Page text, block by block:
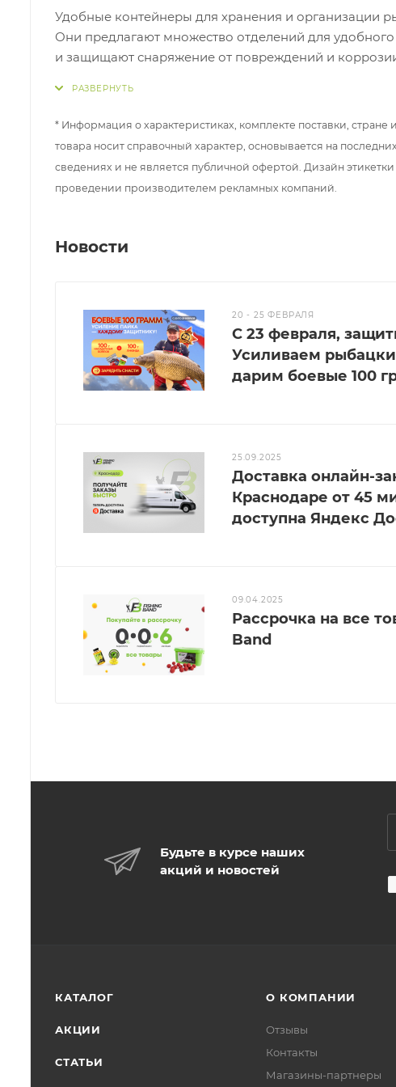
Удобные контейнеры для хранения и организации
Они предлагают множество отделений для
и защищают снаряжение от повреждений и
Габариты: 10,2х8,7х2,4 см
* Информация о характеристиках, комплекте поставки,
товара носит справочный характер, основывается на
сведениях и не является публичной офертой. Дизайн
проведении производителем рекламных компаний.
Новости
20 - 25 ФЕВРАЛЯ
С 23 февраля,
Усиливаем
дарим боевые 100
25.09.2025
Доставка онлайн-
Краснодаре от 45
доступна Яндекс
09.04.2025
Рассрочка на все
Band
Будьте в курсе наших
акций и новостей
КАТАЛОГ
АКЦИИ
СТАТЬИ
О КОМПАНИИ
Отзывы
Контакты
Магазины-партнеры